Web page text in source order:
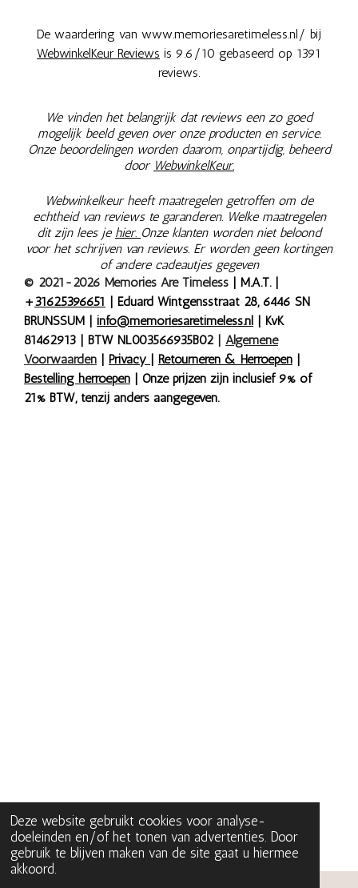
Deze website gebruikt cookies voor analyse-
doeleinden en/of het tonen van advertenties. Door
gebruik te blijven maken van de site gaat u hiermee
akkoord.
De waardering van www.memoriesaretimeless.nl/ bij
WebwinkelKeur Reviews is 9.6/10 gebaseerd op 1391
reviews.
We vinden het belangrijk dat reviews een zo goed
mogelijk beeld geven over onze producten en service.
Onze beoordelingen worden daarom, onpartijdig, beheerd
door WebwinkelKeur.
Webwinkelkeur heeft maatregelen getroffen om de
echtheid van reviews te garanderen. Welke maatregelen
dit zijn lees je hier. Onze klanten worden niet beloond
voor het schrijven van reviews. Er worden geen kortingen
of andere cadeautjes gegeven
© 2021-2026 Memories Are Timeless | M.A.T. |
+31625396651 | Eduard Wintgensstraat 28, 6446 SN
BRUNSSUM | info@memoriesaretimeless.nl | KvK
81462913 | BTW NL003566935B02 | Algemene
Voorwaarden | Privacy | Retourneren & Herroepen |
Bestelling herroepen | Onze prijzen zijn inclusief 9% of
21% BTW, tenzij anders aangegeven.